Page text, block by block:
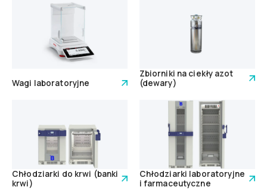
Wagi laboratoryjne
Zbiorniki na ciekły azot
(dewary)
Chłodziarki do krwi (banki
krwi)
Chłodziarki laboratoryjne
i farmaceutyczne